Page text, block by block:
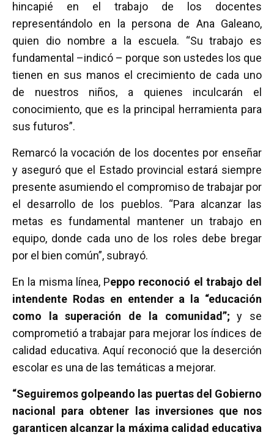
hincapié en el trabajo de los docentes
representándolo en la persona de Ana Galeano,
quien dio nombre a la escuela. “Su trabajo es
fundamental –indicó – porque son ustedes los que
tienen en sus manos el crecimiento de cada uno
de nuestros niños, a quienes inculcarán el
conocimiento, que es la principal herramienta para
sus futuros”.
Remarcó la vocación de los docentes por enseñar
y aseguró que el Estado provincial estará siempre
presente asumiendo el compromiso de trabajar por
el desarrollo de los pueblos. “Para alcanzar las
metas es fundamental mantener un trabajo en
equipo, donde cada uno de los roles debe bregar
por el bien común”, subrayó.
En la misma línea, Peppo reconoció el trabajo del
intendente Rodas en entender a la “educación
como la superación de la comunidad”; y se
comprometió a trabajar para mejorar los índices de
calidad educativa. Aquí reconoció que la deserción
escolar es una de las temáticas a mejorar.
“Seguiremos golpeando las puertas del Gobierno
nacional para obtener las inversiones que nos
garanticen alcanzar la máxima calidad educativa